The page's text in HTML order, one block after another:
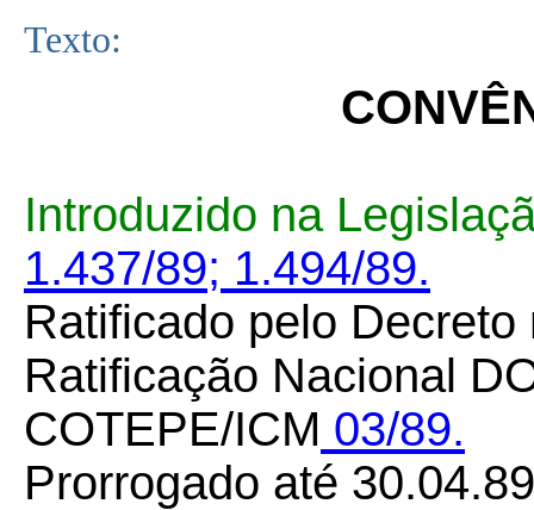
Texto:
Introduzido na
1.437/89; 1.494/89.
Ratificado pelo Decreto
Ratificação Nacional
COTEPE/ICM 03/89.
Prorrogado até